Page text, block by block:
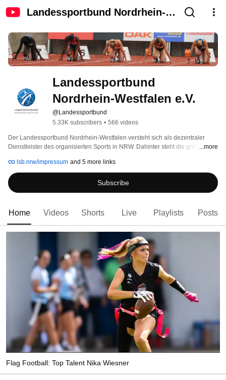
Landessportbund Nordrhein-
Landessportbund
Nordrhein-Westfalen e.V.
@Landessportbund
5.33K subscribers • 566 videos
Der Landessportbund Nordrhein-Westfalen versteht sich als dezentraler
Dienstleister des organisierten Sports in NRW. Dahinter steht die größte ...more
lsb.nrw/impressum and 5 more links
Subscribe
Home Videos Shorts Live Playlists Posts
Flag Football: Top Talent Nika Wiesner